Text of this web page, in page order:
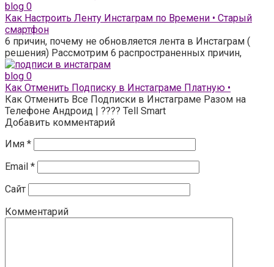
blog 0
Как Настроить Ленту Инстаграм по Времени • Старый
смартфон
6 причин, почему не обновляется лента в Инстаграм (
решения) Рассмотрим 6 распространенных причин,
blog 0
Как Отменить Подписку в Инстаграме Платную •
Как Отменить Все Подписки в Инстаграме Разом на
Телефоне Андроид | ???? Tell Smart
Добавить комментарий
Имя *
Email *
Сайт
Комментарий